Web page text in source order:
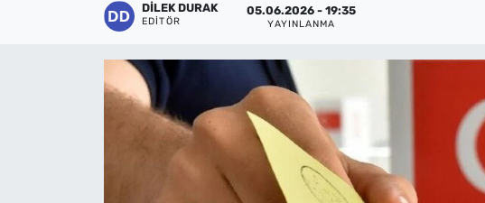
DILEK DURAK
EDITÖR
05.06.2026 - 19:35
YAYINLANMA